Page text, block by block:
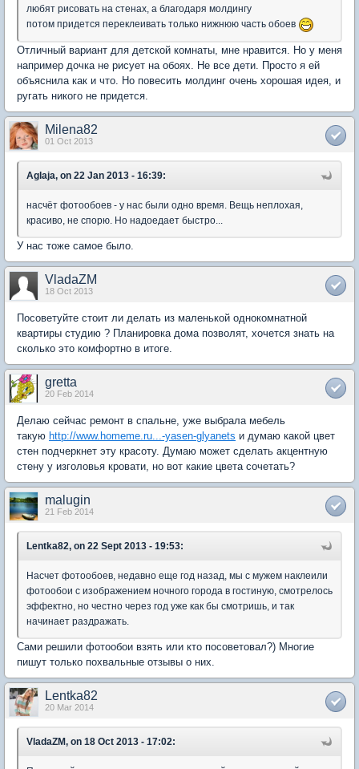
любят рисовать на стенах, а благодаря молдингу
потом придется переклеивать только нижнюю часть обоев
Отличный вариант для детской комнаты, мне нравится. Но у меня
например дочка не рисует на обоях. Не все дети. Просто я ей
объяснила как и что. Но повесить молдинг очень хорошая идея, и
ругать никого не придется.
Milena82
01 Oct 2013
Aglaja, on 22 Jan 2013 - 16:39:
насчёт фотообоев - у нас были одно время. Вещь неплохая,
красиво, не спорю. Но надоедает быстро...
У нас тоже самое было.
VladaZM
18 Oct 2013
Посоветуйте стоит ли делать из маленькой однокомнатной
квартиры студию ? Планировка дома позволят, хочется знать на
сколько это комфортно в итоге.
gretta
20 Feb 2014
Делаю сейчас ремонт в спальне, уже выбрала мебель
такую http://www.homeme.ru...-yasen-glyanets и думаю какой цвет
стен подчеркнет эту красоту. Думаю может сделать акцентную
стену у изголовья кровати, но вот какие цвета сочетать?
malugin
21 Feb 2014
Lentka82, on 22 Sept 2013 - 19:53:
Насчет фотообоев, недавно еще год назад, мы с мужем наклеили
фотообои с изображением ночного города в гостиную, смотрелось
эффектно, но честно через год уже как бы смотришь, и так
начинает раздражать.
Сами решили фотообои взять или кто посоветовал?) Многие
пишут только похвальные отзывы о них.
Lentka82
20 Mar 2014
VladaZM, on 18 Oct 2013 - 17:02: